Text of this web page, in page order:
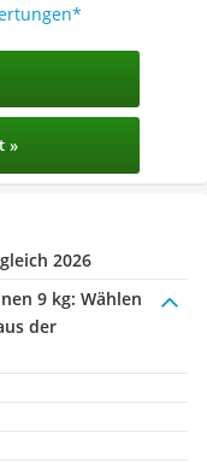
»
2026
9 kg: Wählen
der